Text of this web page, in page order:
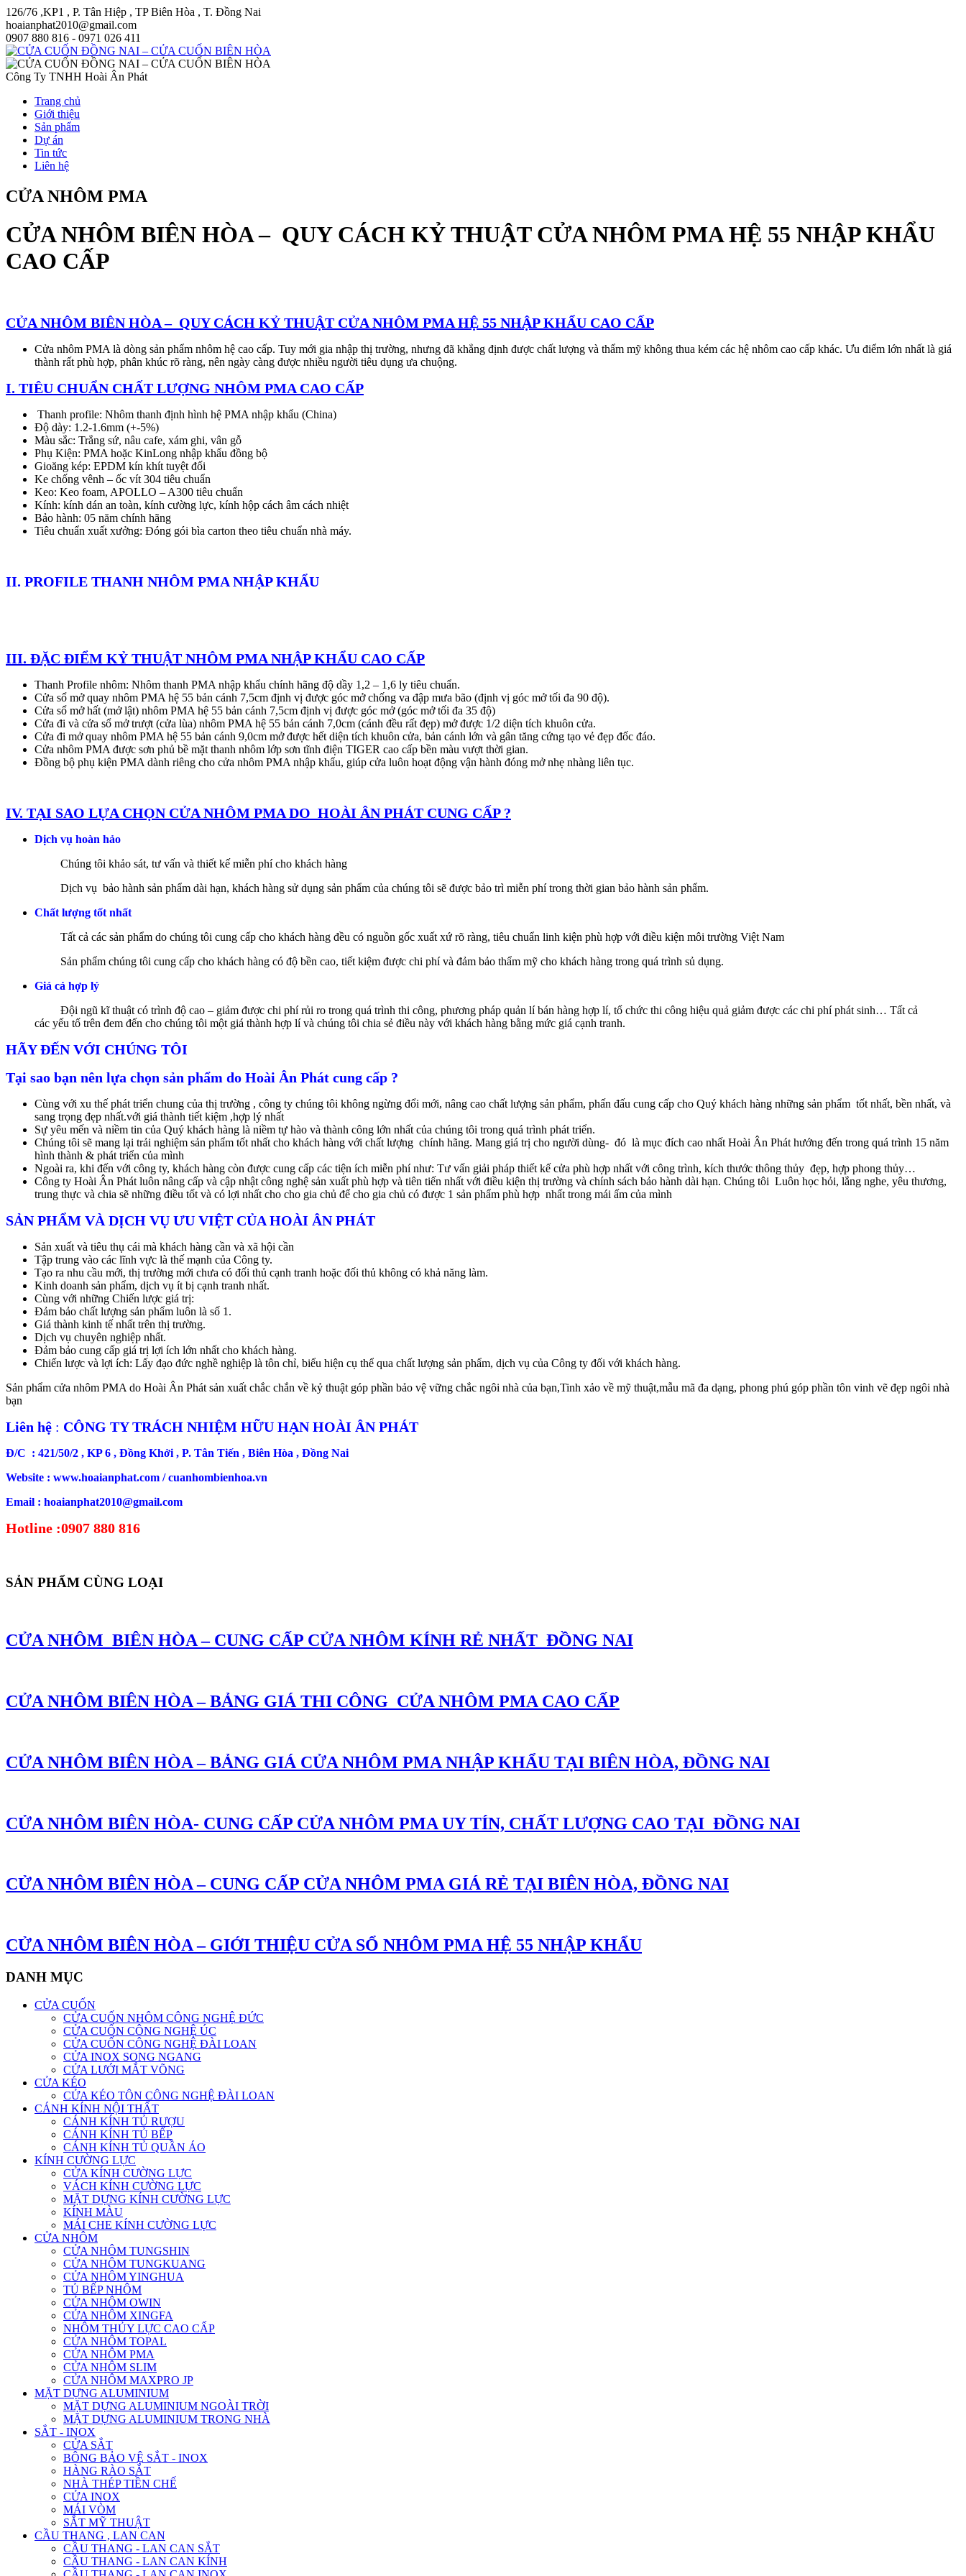
126/76 ,KP1 , P. Tân Hiệp , TP Biên Hòa , T. Đồng Nai
hoaianphat2010@gmail.com
0907 880 816 - 0971 026 411
Công Ty TNHH Hoài Ân Phát
Trang chủ
Giới thiệu
Sản phẩm
Dự án
Tin tức
Liên hệ
CỬA NHÔM PMA
CỬA NHÔM BIÊN HÒA – QUY CÁCH KỶ THUẬT CỬA NHÔM PMA HỆ 55 NHẬP KHẨU
CAO CẤP
CỬA NHÔM BIÊN HÒA – QUY CÁCH KỶ THUẬT CỬA NHÔM PMA HỆ 55 NHẬP KHẨU CAO CẤP
Cửa nhôm PMA là dòng sản phẩm nhôm hệ cao cấp. Tuy mới gia nhập thị trường, nhưng đã khẳng định được chất lượng và thẩm mỹ không thua kém các hệ nhôm cao cấp khác. Ưu điểm lớn nhất là giá
thành rất phù hợp, phân khúc rõ ràng, nên ngày càng được nhiều người tiêu dụng ưa chuộng.
I. TIÊU CHUẨN CHẤT LƯỢNG NHÔM PMA CAO CẤP
Thanh profile: Nhôm thanh định hình hệ PMA nhập khẩu (China)
Độ dày: 1.2-1.6mm (+-5%)
Màu sắc: Trắng sứ, nâu cafe, xám ghi, vân gỗ
Phụ Kiện: PMA hoặc KinLong nhập khẩu đồng bộ
Gioăng kép: EPDM kín khít tuyệt đối
Ke chống vênh – ốc vít 304 tiêu chuẩn
Keo: Keo foam, APOLLO – A300 tiêu chuẩn
Kính: kính dán an toàn, kính cường lực, kính hộp cách âm cách nhiệt
Bảo hành: 05 năm chính hãng
Tiêu chuẩn xuất xưởng: Đóng gói bìa carton theo tiêu chuẩn nhà máy.
II. PROFILE THANH NHÔM PMA NHẬP KHẨU
III. ĐẶC ĐIỂM KỶ THUẬT NHÔM PMA NHẬP KHẨU CAO CẤP
Thanh Profile nhôm: Nhôm thanh PMA nhập khẩu chính hãng độ dầy 1,2 – 1,6 ly tiêu chuẩn.
Cửa sổ mở quay nhôm PMA hệ 55 bản cánh 7,5cm định vị được góc mở chống va đập mưa bão (định vị góc mở tối đa 90 độ).
Cửa sổ mở hất (mở lật) nhôm PMA hệ 55 bản cánh 7,5cm định vị được góc mở (góc mở tối đa 35 độ)
Cửa đi và cửa sổ mở trượt (cửa lùa) nhôm PMA hệ 55 bản cánh 7,0cm (cánh đều rất đẹp) mở được 1/2 diện tích khuôn cửa.
Cửa đi mở quay nhôm PMA hệ 55 bản cánh 9,0cm mở được hết diện tích khuôn cửa, bản cánh lớn và gân tăng cứng tạo vẻ đẹp đốc đáo.
Cửa nhôm PMA được sơn phủ bề mặt thanh nhôm lớp sơn tĩnh điện TIGER cao cấp bền màu vượt thời gian.
Đồng bộ phụ kiện PMA dành riêng cho cửa nhôm PMA nhập khẩu, giúp cửa luôn hoạt động vận hành đóng mở nhẹ nhàng liên tục.
IV. TẠI SAO LỰA CHỌN CỬA NHÔM PMA DO HOÀI ÂN PHÁT CUNG CẤP ?
Dịch vụ hoàn hảo
Chúng tôi khảo sát, tư vấn và thiết kế miễn phí cho khách hàng
Dịch vụ bảo hành sản phẩm dài hạn, khách hàng sử dụng sản phẩm của chúng tôi sẽ được bảo trì miễn phí trong thời gian bảo hành sản phẩm.
Chất lượng tốt nhất
Tất cả các sản phẩm do chúng tôi cung cấp cho khách hàng đều có nguồn gốc xuất xứ rõ ràng, tiêu chuẩn linh kiện phù hợp với điều kiện môi trường Việt Nam
Sản phẩm chúng tôi cung cấp cho khách hàng có độ bền cao, tiết kiệm được chi phí và đảm bảo thẩm mỹ cho khách hàng trong quá trình sủ dụng.
Giá cả hợp lý
Đội ngũ kĩ thuật có trình độ cao – giảm được chi phí rủi ro trong quá trình thi công, phương pháp quản lí bán hàng hợp lí, tổ chức thi công hiệu quả giảm được các chi phí phát sinh… Tất cả
các yếu tố trên đem đến cho chúng tôi một giá thành hợp lí và chúng tôi chia sẻ điều này với khách hàng bằng mức giá cạnh tranh.
HÃY ĐẾN VỚI CHÚNG TÔI
Tại sao bạn nên lựa chọn sản phẩm do Hoài Ân Phát cung cấp ?
Cùng với xu thế phát triển chung của thị trường , công ty chúng tôi không ngừng đổi mới, nâng cao chất lượng sản phẩm, phấn đấu cung cấp cho Quý khách hàng những sản phẩm tốt nhất, bền nhất, và
sang trọng đẹp nhất.với giá thành tiết kiệm ,hợp lý nhất
Sự yêu mến và niềm tin của Quý khách hàng là niềm tự hào và thành công lớn nhất của chúng tôi trong quá trình phát triển.
Chúng tôi sẽ mang lại trải nghiệm sản phẩm tốt nhất cho khách hàng với chất lượng chính hãng. Mang giá trị cho người dùng- đó là mục đích cao nhất Hoài Ân Phát hướng đến trong quá trình 15 năm
hình thành & phát triển của mình
Ngoài ra, khi đến với công ty, khách hàng còn được cung cấp các tiện ích miễn phí như: Tư vấn giải pháp thiết kế cửa phù hợp nhất với công trình, kích thước thông thủy đẹp, hợp phong thủy…
Công ty Hoài Ân Phát luôn nâng cấp và cập nhật công nghệ sản xuất phù hợp và tiên tiến nhất với điều kiện thị trường và chính sách bảo hành dài hạn. Chúng tôi Luôn học hỏi, lắng nghe, yêu thương,
trung thực và chia sẽ những điều tốt và có lợi nhất cho cho gia chủ để cho gia chủ có được 1 sản phẩm phù hợp nhất trong mái ấm của mình
SẢN PHẨM VÀ DỊCH VỤ ƯU VIỆT CỦA HOÀI ÂN PHÁT
Sản xuất và tiêu thụ cái mà khách hàng cần và xã hội cần
Tập trung vào các lĩnh vực là thế mạnh của Công ty.
Tạo ra nhu cầu mới, thị trường mới chưa có đối thủ cạnh tranh hoặc đối thủ không có khả năng làm.
Kinh doanh sản phẩm, dịch vụ ít bị cạnh tranh nhất.
Cùng với những Chiến lược giá trị:
Đảm bảo chất lượng sản phẩm luôn là số 1.
Giá thành kinh tế nhất trên thị trường.
Dịch vụ chuyên nghiệp nhất.
Đảm bảo cung cấp giá trị lợi ích lớn nhất cho khách hàng.
Chiến lược và lợi ích: Lấy đạo đức nghề nghiệp là tôn chỉ, biểu hiện cụ thể qua chất lượng sản phẩm, dịch vụ của Công ty đối với khách hàng.
Sản phẩm cửa nhôm PMA do Hoài Ân Phát sản xuất chắc chắn về kỷ thuật góp phần bảo vệ vững chắc ngôi nhà của bạn,Tinh xảo về mỹ thuật,mẫu mã đa dạng, phong phú góp phần tôn vinh vẽ đẹp ngôi nhà
bạn
Liên hệ : CÔNG TY TRÁCH NHIỆM HỮU HẠN HOÀI ÂN PHÁT
Đ/C : 421/50/2 , KP 6 , Đồng Khởi , P. Tân Tiến , Biên Hòa , Đồng Nai
Website : www.hoaianphat.com / cuanhombienhoa.vn
Email : hoaianphat2010@gmail.com
Hotline :0907 880 816
SẢN PHẨM CÙNG LOẠI
CỬA NHÔM BIÊN HÒA – CUNG CẤP CỬA NHÔM KÍNH RẺ NHẤT ĐỒNG NAI
CỬA NHÔM BIÊN HÒA – BẢNG GIÁ THI CÔNG CỬA NHÔM PMA CAO CẤP
CỬA NHÔM BIÊN HÒA – BẢNG GIÁ CỬA NHÔM PMA NHẬP KHẨU TẠI BIÊN HÒA, ĐỒNG NAI
CỬA NHÔM BIÊN HÒA- CUNG CẤP CỬA NHÔM PMA UY TÍN, CHẤT LƯỢNG CAO TẠI ĐỒNG NAI
CỬA NHÔM BIÊN HÒA – CUNG CẤP CỬA NHÔM PMA GIÁ RẺ TẠI BIÊN HÒA, ĐỒNG NAI
CỬA NHÔM BIÊN HÒA – GIỚI THIỆU CỬA SỔ NHÔM PMA HỆ 55 NHẬP KHẨU
DANH MỤC
CỬA CUỐN
CỬA CUỐN NHÔM CÔNG NGHỆ ĐỨC
CỬA CUỐN CÔNG NGHỆ ÚC
CỬA CUỐN CÔNG NGHỆ ĐÀI LOAN
CỬA INOX SONG NGANG
CỬA LƯỚI MẮT VÕNG
CỬA KÉO
CỬA KÉO TÔN CÔNG NGHỆ ĐÀI LOAN
CÁNH KÍNH NỘI THẤT
CÁNH KÍNH TỦ RƯỢU
CÁNH KÍNH TỦ BẾP
CÁNH KÍNH TỦ QUẦN ÁO
KÍNH CƯỜNG LỰC
CỬA KÍNH CƯỜNG LỰC
VÁCH KÍNH CƯỜNG LỰC
MẶT DỰNG KÍNH CƯỜNG LỰC
KÍNH MÀU
MÁI CHE KÍNH CƯỜNG LỰC
CỬA NHÔM
CỬA NHÔM TUNGSHIN
CỬA NHÔM TUNGKUANG
CỬA NHÔM YINGHUA
TỦ BẾP NHÔM
CỬA NHÔM OWIN
CỬA NHÔM XINGFA
NHÔM THỦY LỰC CAO CẤP
CỬA NHÔM TOPAL
CỬA NHÔM PMA
CỬA NHÔM SLIM
CỬA NHÔM MAXPRO JP
MẶT DỰNG ALUMINIUM
MẶT DỰNG ALUMINIUM NGOÀI TRỜI
MẶT DỰNG ALUMINIUM TRONG NHÀ
SẮT - INOX
CỬA SẮT
BÔNG BẢO VỆ SẮT - INOX
HÀNG RÀO SẮT
NHÀ THÉP TIỀN CHẾ
CỬA INOX
MÁI VÒM
SẮT MỸ THUẬT
CẦU THANG , LAN CAN
CẦU THANG - LAN CAN SẮT
CẦU THANG - LAN CAN KÍNH